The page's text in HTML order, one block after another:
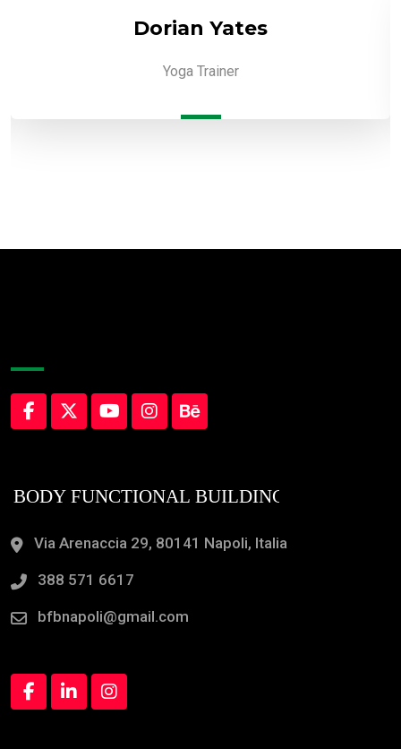
Dorian Yates
Yoga Trainer
Via Arenaccia 29, 80141 Napoli, Italia
388 571 6617
bfbnapoli@gmail.com